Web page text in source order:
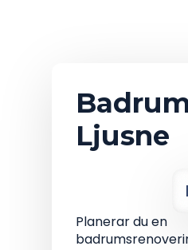
Ljusne
Planerar du en